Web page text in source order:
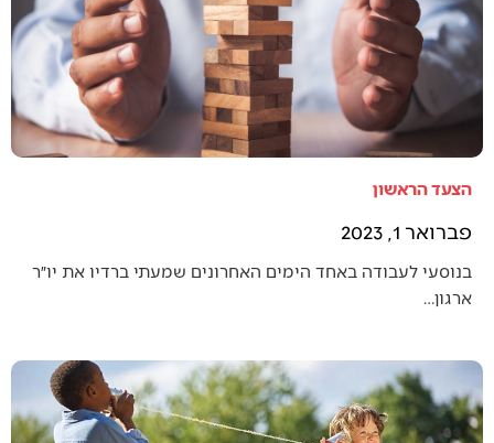
הצעד הראשון
פברואר 1, 2023
בנוסעי לעבודה באחד הימים האחרונים שמעתי ברדיו את יו״ר
ארגון…